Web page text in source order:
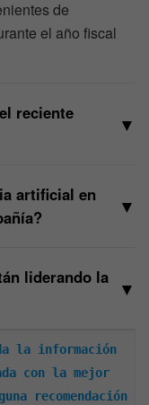
de
el año fiscal
reciente
▼
artificial en
▼
liderando la
▼
la información
con la mejor
recomendación